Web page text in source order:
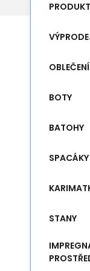
OBLEČENÍ
BOTY
BATOHY
SPACÁKY
STANY